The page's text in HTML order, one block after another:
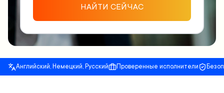
НАЙТИ СЕЙЧАС
Английский, Немецкий, Русский Проверенные исполнители